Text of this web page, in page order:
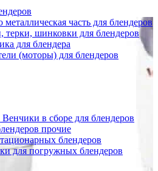
часть для блендеров
терки, шинковки для блендеров
для блендера
(моторы) для блендеров
Венчики в сборе для блендеров
прочие
блендеров
для погружных блендеров